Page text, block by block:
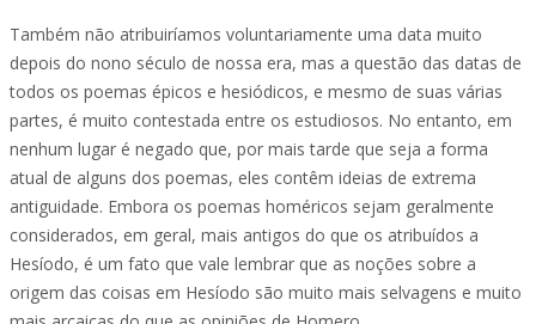
Também não atribuiríamos voluntariamente uma data muito
depois do nono século de nossa era, mas a questão das datas de
todos os poemas épicos e hesiódicos, e mesmo de suas várias
partes, é muito contestada entre os estudiosos. No entanto, em
nenhum lugar é negado que, por mais tarde que seja a forma
atual de alguns dos poemas, eles contêm ideias de extrema
antiguidade. Embora os poemas homéricos sejam geralmente
considerados, em geral, mais antigos do que os atribuídos a
Hesíodo, é um fato que vale lembrar que as noções sobre a
origem das coisas em Hesíodo são muito mais selvagens e muito